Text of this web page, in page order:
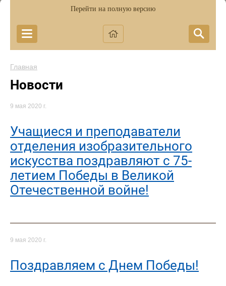
Перейти на полную версию
Главная
Новости
9 мая 2020 г.
Учащиеся и преподаватели
отделения изобразительного
искусства поздравляют с 75-
летием Победы в Великой
Отечественной войне!
9 мая 2020 г.
Поздравляем с Днем Победы!